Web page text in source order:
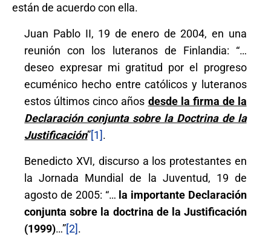
están de acuerdo con ella.
Juan Pablo II, 19 de enero de 2004, en una
reunión con los luteranos de Finlandia: “…
deseo expresar mi gratitud por el progreso
ecuménico hecho entre católicos y luteranos
estos últimos cinco años desde la firma de la
Declaración conjunta sobre la Doctrina de la
Justificación”[1].
Benedicto XVI, discurso a los protestantes en
la Jornada Mundial de la Juventud, 19 de
agosto de 2005: “… la importante Declaración
conjunta sobre la doctrina de la Justificación
(1999)…”[2].